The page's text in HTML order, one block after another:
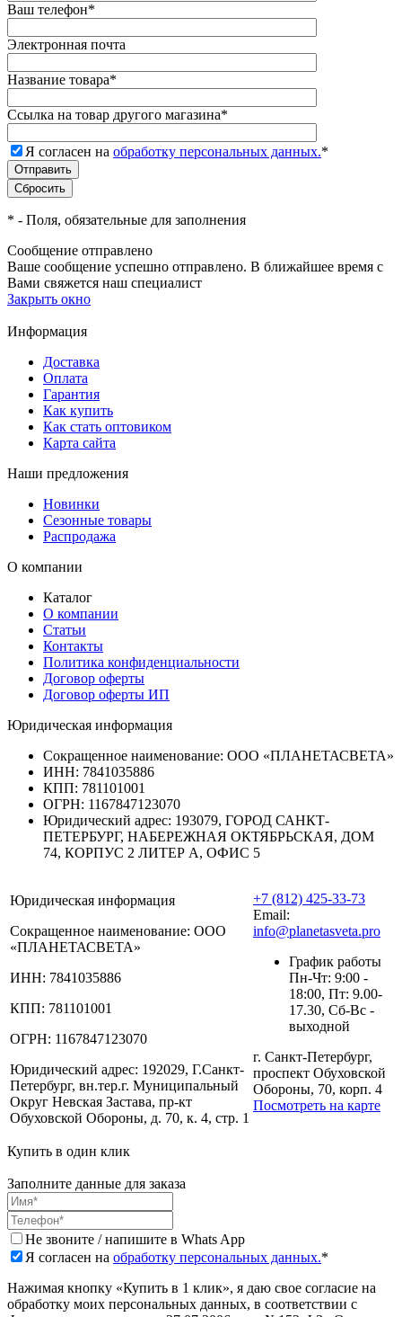
Ваш телефон*
Электронная почта
Название товара*
Ссылка на товар другого магазина*
Я согласен на обработку персональных данных.*
* - Поля, обязательные для заполнения
Сообщение отправлено
Ваше сообщение успешно отправлено. В ближайшее время с
Вами свяжется наш специалист
Закрыть окно
Информация
Доставка
Оплата
Гарантия
Как купить
Как стать оптовиком
Карта сайта
Наши предложения
Новинки
Сезонные товары
Распродажа
О компании
Каталог
О компании
Статьи
Контакты
Политика конфиденциальности
Договор оферты
Договор оферты ИП
Юридическая информация
Сокращенное наименование: ООО «ПЛАНЕТАСВЕТА»
ИНН: 7841035886
КПП: 781101001
ОГРН: 1167847123070
Юридический адрес: 193079, ГОРОД САНКТ-
ПЕТЕРБУРГ, НАБЕРЕЖНАЯ ОКТЯБРЬСКАЯ, ДОМ
74, КОРПУС 2 ЛИТЕР А, ОФИС 5
Юридическая информация
Сокращенное наименование: ООО
«ПЛАНЕТАСВЕТА»
ИНН: 7841035886
КПП: 781101001
ОГРН: 1167847123070
Юридический адрес: 192029, Г.Санкт-
Петербург, вн.тер.г. Муниципальный
Округ Невская Застава, пр-кт
Обуховской Обороны, д. 70, к. 4, стр. 1
+7 (812) 425-33-73
Email:
info@planetasveta.pro
График работы
Пн-Чт: 9:00 -
18:00, Пт: 9.00-
17.30, Сб-Вс -
выходной
г. Санкт-Петербург,
проспект Обуховской
Обороны, 70, корп. 4
Посмотреть на карте
Купить в один клик
Заполните данные для заказа
Не звоните / напишите в Whats App
Я согласен на обработку персональных данных.*
Нажимая кнопку «Купить в 1 клик», я даю свое согласие на
обработку моих персональных данных, в соответствии с